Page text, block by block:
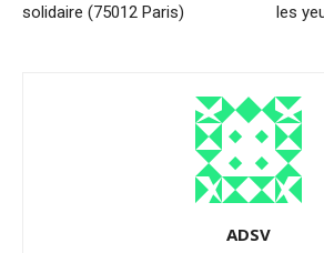
solidaire (75012 Paris)
les
ADSV